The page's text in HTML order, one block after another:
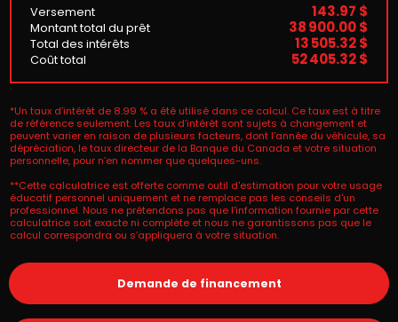
Versement 143.97 $
Montant total du prêt 38 900.00 $
Total des intérêts 13 505.32 $
Coût total 52 405.32 $
*Un taux d’intérêt de 8.99 % a été utilisé dans ce calcul. Ce taux est à titre
de référence seulement. Les taux d’intérêt sont sujets à changement et
peuvent varier en raison de plusieurs facteurs, dont l’année du véhicule, sa
dépréciation, le taux directeur de la Banque du Canada et votre situation
personnelle, pour n’en nommer que quelques-uns.
**Cette calculatrice est offerte comme outil d'estimation pour votre usage
éducatif personnel uniquement et ne remplace pas les conseils d'un
professionnel. Nous ne prétendons pas que l'information fournie par cette
calculatrice soit exacte ni complète et nous ne garantissons pas que le
calcul correspondra ou s’appliquera à votre situation.
Demande de financement